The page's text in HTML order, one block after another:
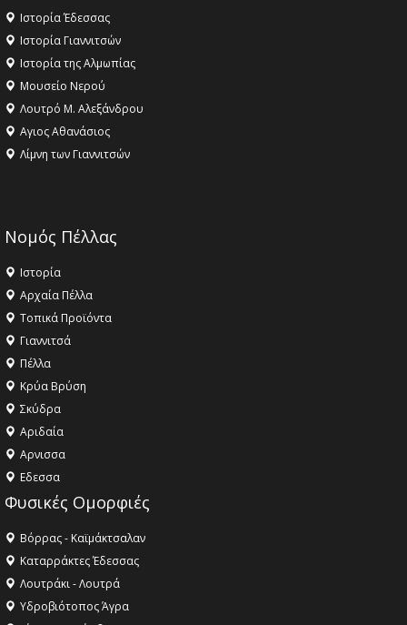
Ιστορία Έδεσσας
Ιστορία Γιαννιτσών
Ιστορία της Αλμωπίας
Μουσείο Νερού
Λουτρό Μ. Αλεξάνδρου
Αγιος Αθανάσιος
Λίμνη των Γιαννιτσών
Νομός Πέλλας
Ιστορία
Αρχαία Πέλλα
Τοπικά Προϊόντα
Γιαννιτσά
Πέλλα
Κρύα Βρύση
Σκύδρα
Αριδαία
Aρνισσα
Eδεσσα
Φυσικές Ομορφιές
Βόρρας - Καϊμάκτσαλαν
Καταρράκτες Έδεσσας
Λουτράκι - Λουτρά
Υδροβιότοπος Άγρα